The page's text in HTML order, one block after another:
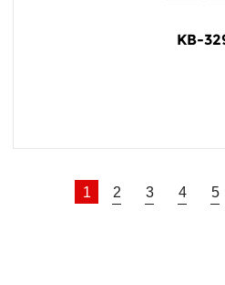
KB-
1
2 3 4 5